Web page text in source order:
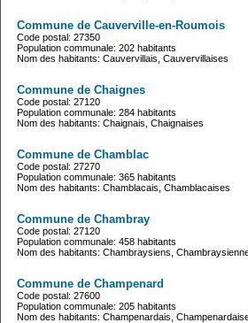
Commune de Cauverville-en-Roumois
Code postal: 27350
Population communale: 202 habitants
Nom des habitants: Cauvervillais, Cauvervillaises
Commune de Chaignes
Code postal: 27120
Population communale: 284 habitants
Nom des habitants: Chaignais, Chaignaises
Commune de Chamblac
Code postal: 27270
Population communale: 365 habitants
Nom des habitants: Chamblacais, Chamblacaises
Commune de Chambray
Code postal: 27120
Population communale: 458 habitants
Nom des habitants: Chambraysiens,
Commune de Champenard
Code postal: 27600
Population communale: 205 habitants
Nom des habitants: Champenardais,